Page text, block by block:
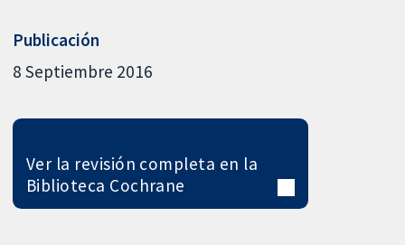
Publicación
8 Septiembre 2016
Ver la revisión completa en la
Biblioteca Cochrane